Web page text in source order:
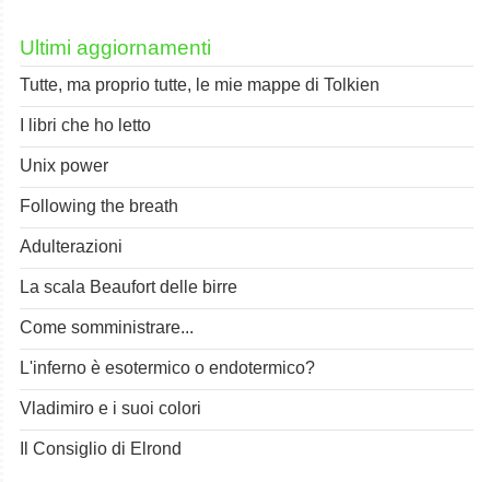
Ultimi aggiornamenti
Tutte, ma proprio tutte, le mie mappe di Tolkien
I libri che ho letto
Unix power
Following the breath
Adulterazioni
La scala Beaufort delle birre
Come somministrare...
L'inferno è esotermico o endotermico?
Vladimiro e i suoi colori
Il Consiglio di Elrond